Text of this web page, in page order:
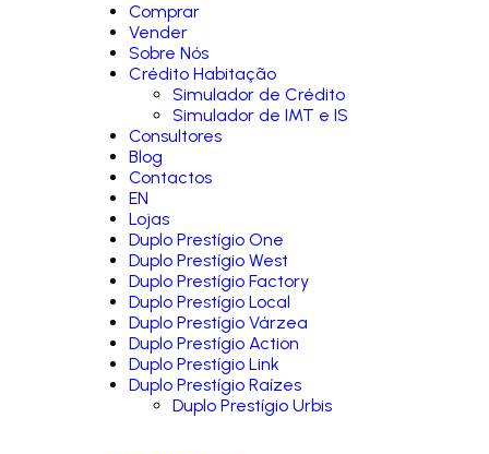
Comprar
Vender
Sobre Nós
Crédito Habitação
Simulador de Crédito
Simulador de IMT e IS
Consultores
Blog
Contactos
EN
Lojas
Duplo Prestígio One
Duplo Prestígio West
Duplo Prestígio Factory
Duplo Prestígio Local
Duplo Prestígio Várzea
Duplo Prestígio Action
Duplo Prestígio Link
Duplo Prestígio Raízes
Duplo Prestígio Urbis